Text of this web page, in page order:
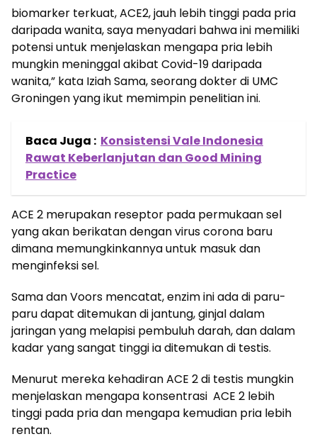
biomarker terkuat, ACE2, jauh lebih tinggi pada pria
daripada wanita, saya menyadari bahwa ini memiliki
potensi untuk menjelaskan mengapa pria lebih
mungkin meninggal akibat Covid-19 daripada
wanita,” kata Iziah Sama, seorang dokter di UMC
Groningen yang ikut memimpin penelitian ini.
Baca Juga : Konsistensi Vale Indonesia
Rawat Keberlanjutan dan Good Mining
Practice
ACE 2 merupakan reseptor pada permukaan sel
yang akan berikatan dengan virus corona baru
dimana memungkinkannya untuk masuk dan
menginfeksi sel.
Sama dan Voors mencatat, enzim ini ada di paru-
paru dapat ditemukan di jantung, ginjal dalam
jaringan yang melapisi pembuluh darah, dan dalam
kadar yang sangat tinggi ia ditemukan di testis.
Menurut mereka kehadiran ACE 2 di testis mungkin
menjelaskan mengapa konsentrasi ACE 2 lebih
tinggi pada pria dan mengapa kemudian pria lebih
rentan.